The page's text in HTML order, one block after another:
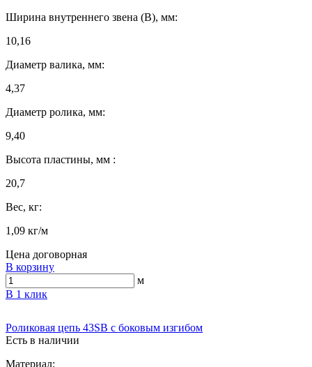
Ширина внутреннего звена (B), мм:
10,16
Диаметр валика, мм:
4,37
Диаметр ролика, мм:
9,40
Высота пластины, мм :
20,7
Вес, кг:
1,09 кг/м
Цена договорная
В корзину
м
В 1 клик
Роликовая цепь 43SB с боковым изгибом
Есть в наличии
Материал: